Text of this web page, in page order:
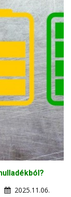
2025.11.06.